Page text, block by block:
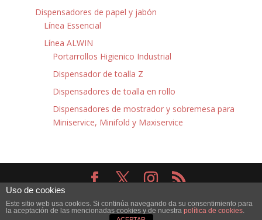
Dispensadores de papel y jabón
Línea Essencial
Línea ALWIN
Portarrollos Higienico Industrial
Dispensador de toalla Z
Dispensadores de toalla en rollo
Dispensadores de mostrador y sobremesa para
Miniservice, Minifold y Maxiservice
Elegant Themes
WordPress
Uso de cookies
Este sitio web usa cookies. Si continúa navegando da su consentimiento para
la aceptación de las mencionadas cookies y de nuestra política de cookies.